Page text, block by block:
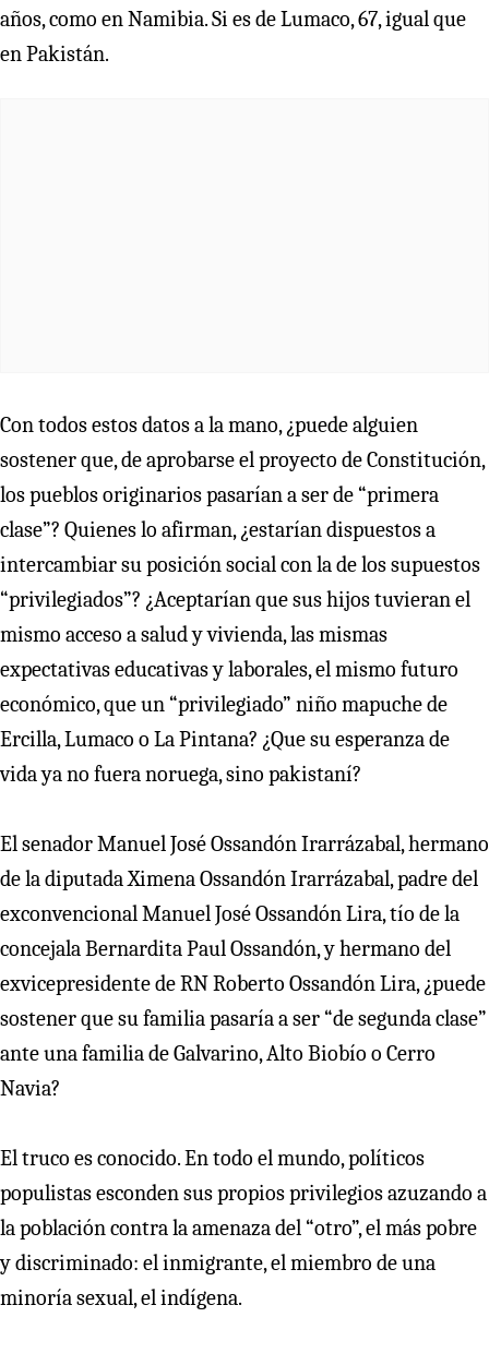
años, como en Namibia. Si es de Lumaco, 67, igual que
en Pakistán.
Con todos estos datos a la mano, ¿puede alguien
sostener que, de aprobarse el proyecto de Constitución,
los pueblos originarios pasarían a ser de “primera
clase”? Quienes lo afirman, ¿estarían dispuestos a
intercambiar su posición social con la de los supuestos
“privilegiados”? ¿Aceptarían que sus hijos tuvieran el
mismo acceso a salud y vivienda, las mismas
expectativas educativas y laborales, el mismo futuro
económico, que un “privilegiado” niño mapuche de
Ercilla, Lumaco o La Pintana? ¿Que su esperanza de
vida ya no fuera noruega, sino pakistaní?
El senador Manuel José Ossandón Irarrázabal, hermano
de la diputada Ximena Ossandón Irarrázabal, padre del
exconvencional Manuel José Ossandón Lira, tío de la
concejala Bernardita Paul Ossandón, y hermano del
exvicepresidente de RN Roberto Ossandón Lira, ¿puede
sostener que su familia pasaría a ser “de segunda clase”
ante una familia de Galvarino, Alto Biobío o Cerro
Navia?
El truco es conocido. En todo el mundo, políticos
populistas esconden sus propios privilegios azuzando a
la población contra la amenaza del “otro”, el más pobre
y discriminado: el inmigrante, el miembro de una
minoría sexual, el indígena.